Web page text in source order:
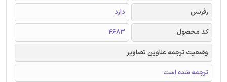
رفرنس
دارد
کد محصول
۴۶۸۳
وضعیت ترجمه عناوین تصاویر
ترجمه شده است